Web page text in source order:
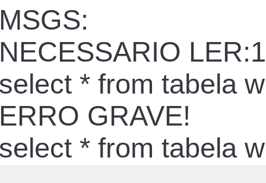
* from tabela
GRAVE!
* from tabela